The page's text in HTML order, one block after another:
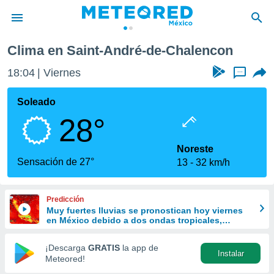
de
ha sido
calidad.
a este
las
y
forma
digital
basada
Clima en Saint-André-de-Chalencon
18:04 Viernes ...
Soleado
28°
Sensación de 27°
Noreste
13
32 km/h
Predicción
Muy fuertes lluvias se pronostican hoy viernes
en México debido a dos ondas tropicales,
¡Descarga GRATIS la app de
Meteored!
Instalar